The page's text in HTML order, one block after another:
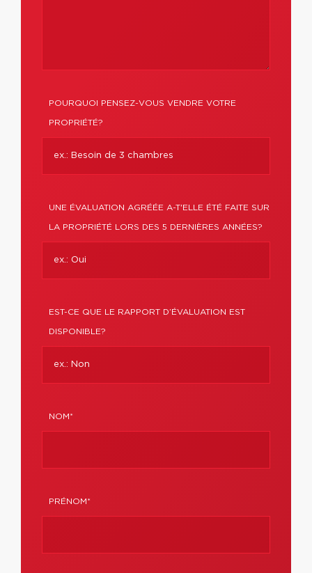
POURQUOI PENSEZ-VOUS VENDRE VOTRE
PROPRIÉTÉ?
UNE ÉVALUATION AGRÉÉE A-T'ELLE ÉTÉ FAITE SUR
LA PROPRIÉTÉ LORS DES 5 DERNIÈRES ANNÉES?
EST-CE QUE LE RAPPORT D’ÉVALUATION EST
DISPONIBLE?
NOM*
PRÉNOM*